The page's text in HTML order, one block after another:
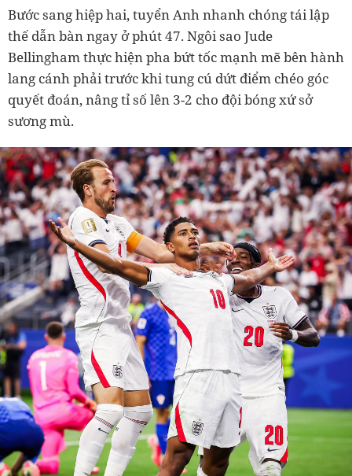
Bước sang hiệp hai, tuyển Anh nhanh chóng tái lập
thế dẫn bàn ngay ở phút 47. Ngôi sao Jude
Bellingham thực hiện pha bứt tốc mạnh mẽ bên hành
lang cánh phải trước khi tung cú dứt điểm chéo góc
quyết đoán, nâng tỉ số lên 3-2 cho đội bóng xứ sở
sương mù.